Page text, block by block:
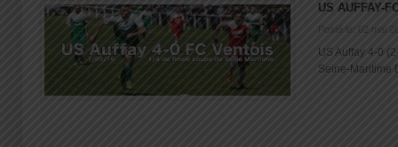
US AUFFAY-
Posté le: 02 mai
US Auffay 4-0
Seine-Maritime